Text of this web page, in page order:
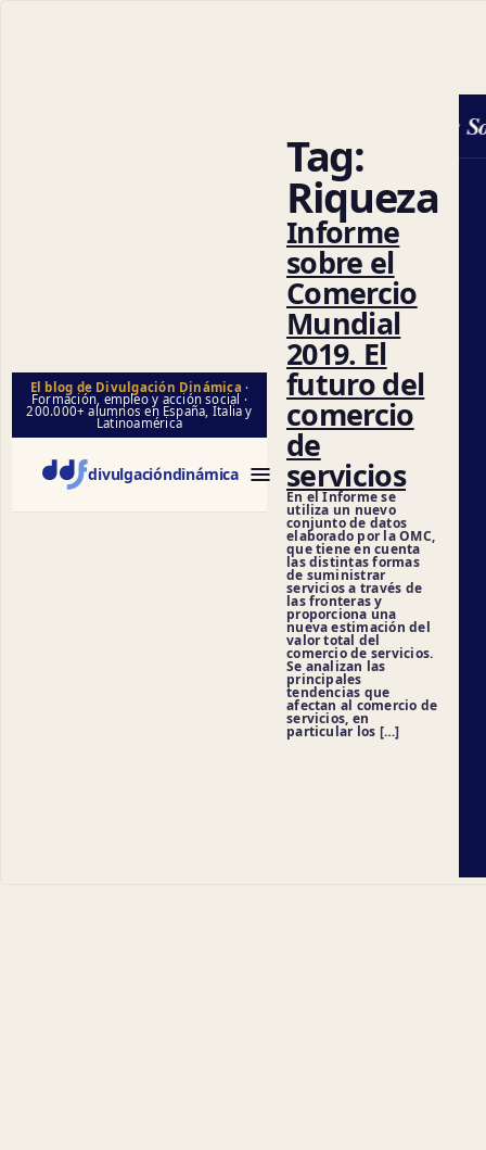
El blog de Divulgación Dinámica ·
Formación, empleo y acción social ·
200.000+ alumnos en España, Italia y
Latinoamérica
divulgacióndinámica
Tag:
Riqueza
Informe
sobre el
Comercio
Mundial
2019. El
futuro del
comercio
de
servicios
En el Informe se
utiliza un nuevo
conjunto de datos
elaborado por la OMC,
que tiene en cuenta
las distintas formas
de suministrar
servicios a través de
las fronteras y
proporciona una
nueva estimación del
valor total del
comercio de servicios.
Se analizan las
principales
tendencias que
afectan al comercio de
servicios, en
particular los […]
Ciencias